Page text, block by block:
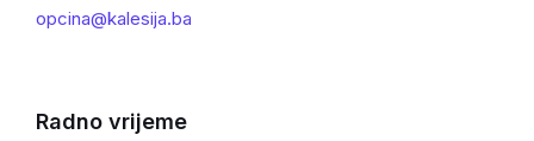
opcina@kalesija.ba
Radno vrijeme